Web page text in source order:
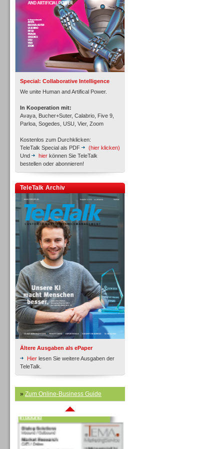
Special: Collaborative Intelligence
We unite Human and Artifical Power.
In Kooperation mit:
Avaya, Bucher+Suter, Calabrio, Five 9,
Parloa, Sogedes, USU, Vier, Zoom
Kostenlos zum Durchklicken:
TeleTalk Special als PDF
(hier klicken)
Und
hier können Sie TeleTalk
bestellen oder abonnieren!
TeleTalk Archiv
Ältere Ausgaben als ePaper
Hier lesen Sie weitere Ausgaben der
TeleTalk.
» Zum Online-Business Guide
Inbound
Inbound
Inbound
Inbound